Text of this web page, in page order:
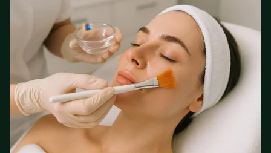
災難狀態。這不是保養品沒效，而是妳的皮膚「吃太飽，消化
不良」了。 核心